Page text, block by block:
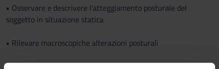
• Osservare e descrivere l’atteggiamento posturale del
soggetto in situazione statica
• Rilevare macroscopiche alterazioni posturali
• Identificare macroscopiche alterazioni di movimento